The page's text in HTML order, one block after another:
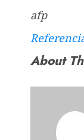
afp
About